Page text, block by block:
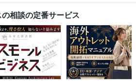
相談の定番サービス